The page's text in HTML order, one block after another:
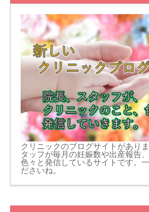
クリニックのブログサイトがあり
タッフが毎月の妊娠数や出産報告
色々と発信しているサイトです。
ださいね。